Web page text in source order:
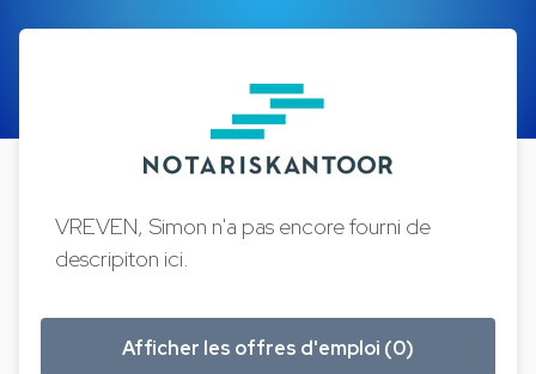
VREVEN, Simon n'a pas encore fourni de
descripiton ici.
Afficher les offres d'emploi (0)